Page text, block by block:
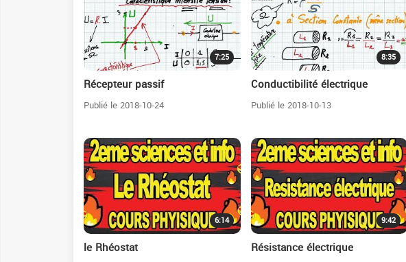
7:25
Récepteur passif
Publié le 2018-10-24
8:35
Conductibilité électrique
Publié le 2018-10-13
6:14
️le Rhéostat
9:42
️Résistance électrique